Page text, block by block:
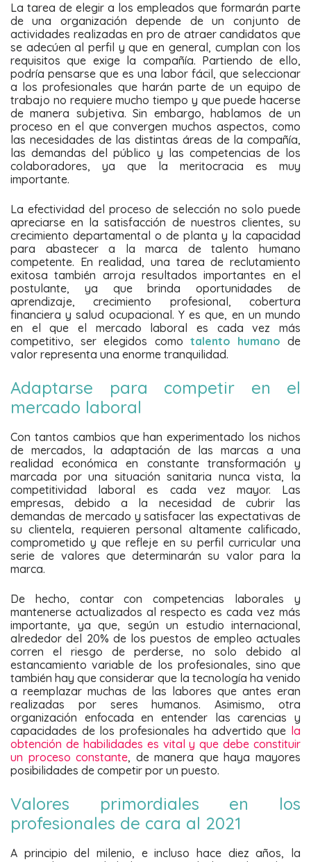
La tarea de elegir a los empleados que formarán parte
de una organización depende de un conjunto de
actividades realizadas en pro de atraer candidatos que
se adecúen al perfil y que en general, cumplan con los
requisitos que exige la compañía. Partiendo de ello,
podría pensarse que es una labor fácil, que seleccionar
a los profesionales que harán parte de un equipo de
trabajo no requiere mucho tiempo y que puede hacerse
de manera subjetiva. Sin embargo, hablamos de un
proceso en el que convergen muchos aspectos, como
las necesidades de las distintas áreas de la compañía,
las demandas del público y las competencias de los
colaboradores, ya que la meritocracia es muy
importante.
La efectividad del proceso de selección no solo puede
apreciarse en la satisfacción de nuestros clientes, su
crecimiento departamental o de planta y la capacidad
para abastecer a la marca de talento humano
competente. En realidad, una tarea de reclutamiento
exitosa también arroja resultados importantes en el
postulante, ya que brinda oportunidades de
aprendizaje, crecimiento profesional, cobertura
financiera y salud ocupacional. Y es que, en un mundo
en el que el mercado laboral es cada vez más
competitivo, ser elegidos como talento humano de
valor representa una enorme tranquilidad.
Adaptarse para competir en el
mercado laboral
Con tantos cambios que han experimentado los nichos
de mercados, la adaptación de las marcas a una
realidad económica en constante transformación y
marcada por una situación sanitaria nunca vista, la
competitividad laboral es cada vez mayor. Las
empresas, debido a la necesidad de cubrir las
demandas de mercado y satisfacer las expectativas de
su clientela, requieren personal altamente calificado,
comprometido y que refleje en su perfil curricular una
serie de valores que determinarán su valor para la
marca.
De hecho, contar con competencias laborales y
mantenerse actualizados al respecto es cada vez más
importante, ya que, según un estudio internacional,
alrededor del 20% de los puestos de empleo actuales
corren el riesgo de perderse, no solo debido al
estancamiento variable de los profesionales, sino que
también hay que considerar que la tecnología ha venido
a reemplazar muchas de las labores que antes eran
realizadas por seres humanos. Asimismo, otra
organización enfocada en entender las carencias y
capacidades de los profesionales ha advertido que la
obtención de habilidades es vital y que debe constituir
un proceso constante, de manera que haya mayores
posibilidades de competir por un puesto.
Valores primordiales en los
profesionales de cara al 2021
A principio del milenio, e incluso hace diez años, la